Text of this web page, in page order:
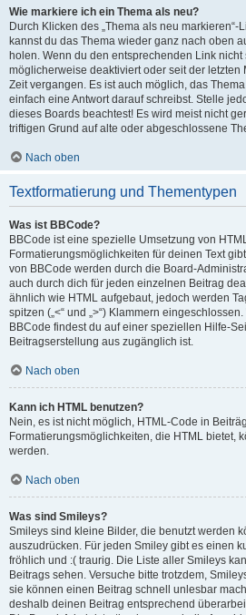
Wie markiere ich ein Thema als neu?
Durch Klicken des „Thema als neu
kannst du das Thema wieder ganz nach oben
holen. Wenn du den entsprechenden Link
möglicherweise deaktiviert oder seit der letzten
Zeit vergangen. Es ist auch möglich, das
einfach eine Antwort darauf schreibst. Stelle
dieses Boards beachtest! Es wird meist nicht
triftigen Grund auf alte oder abgeschlossene
Nach oben
Textformatierung und Thementypen
Was ist BBCode?
BBCode ist eine spezielle Umsetzung von
Formatierungsmöglichkeiten für deinen Text
von BBCode werden durch die Board-
auch durch dich für jeden einzelnen Beitrag
ähnlich wie HTML aufgebaut, jedoch werden
spitzen („<“ und „>“) Klammern
BBCode findest du auf einer speziellen Hilfe-
Beitragserstellung aus zugänglich ist.
Nach oben
Kann ich HTML benutzen?
Nein, es ist nicht möglich, HTML-Code in
Formatierungsmöglichkeiten, die HTML bietet,
werden.
Nach oben
Was sind Smileys?
Smileys sind kleine Bilder, die benutzt werden
auszudrücken. Für jeden Smiley gibt es einen
fröhlich und :( traurig. Die Liste aller Smileys
Beitrags sehen. Versuche bitte trotzdem,
sie können einen Beitrag schnell unlesbar
deshalb deinen Beitrag entsprechend